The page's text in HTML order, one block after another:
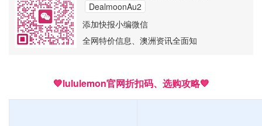
DealmoonAu2
添加快报小编微信
全网特价信息、澳洲资讯全面知
💙lululemon官网折扣码、选购攻略💙